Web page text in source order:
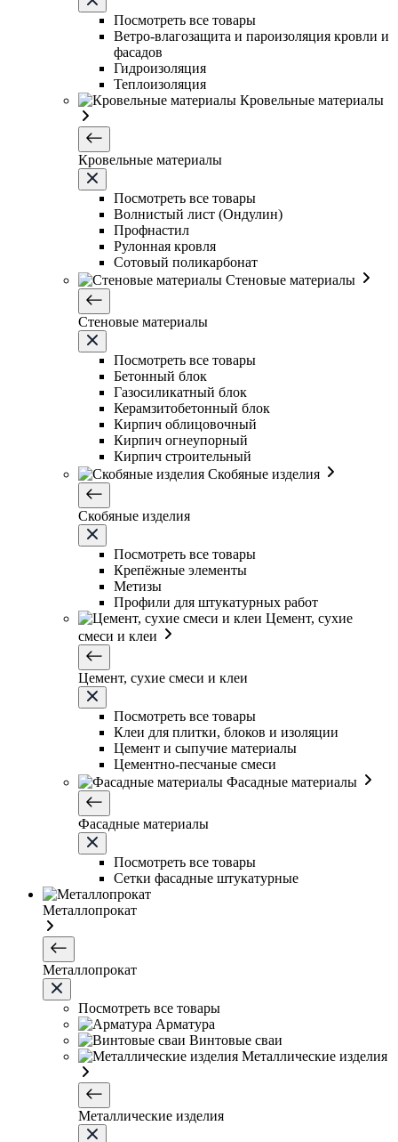
Посмотреть все товары
Ветро-влагозащита и пароизоляция кровли и
фасадов
Гидроизоляция
Теплоизоляция
Кровельные материалы
Кровельные материалы
Посмотреть все товары
Волнистый лист (Ондулин)
Профнастил
Рулонная кровля
Сотовый поликарбонат
Стеновые материалы
Стеновые материалы
Посмотреть все товары
Бетонный блок
Газосиликатный блок
Керамзитобетонный блок
Кирпич облицовочный
Кирпич огнеупорный
Кирпич строительный
Скобяные изделия
Скобяные изделия
Посмотреть все товары
Крепёжные элементы
Метизы
Профили для штукатурных работ
Цемент, сухие
смеси и клеи
Цемент, сухие смеси и клеи
Посмотреть все товары
Клеи для плитки, блоков и изоляции
Цемент и сыпучие материалы
Цементно-песчаные смеси
Фасадные материалы
Фасадные материалы
Посмотреть все товары
Сетки фасадные штукатурные
Металлопрокат
Металлопрокат
Посмотреть все товары
Арматура
Винтовые сваи
Металлические изделия
Металлические изделия